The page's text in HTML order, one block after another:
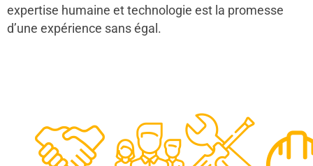
expertise humaine et technologie est la promesse
d’une expérience sans égal.
48
0
50